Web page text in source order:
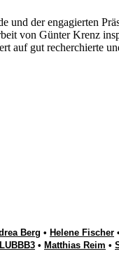
der engagierten
von Günter Krenz
auf gut recherchierte
Berg • Helene Fischer •
• Matthias Reim •